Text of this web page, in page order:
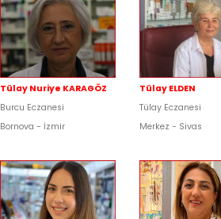
Tülay Nuriye KARAGÖZ
Burcu Eczanesi
Bornova - İzmir
Tülay ELDEN
Tülay Eczanesi
Merkez - Sivas